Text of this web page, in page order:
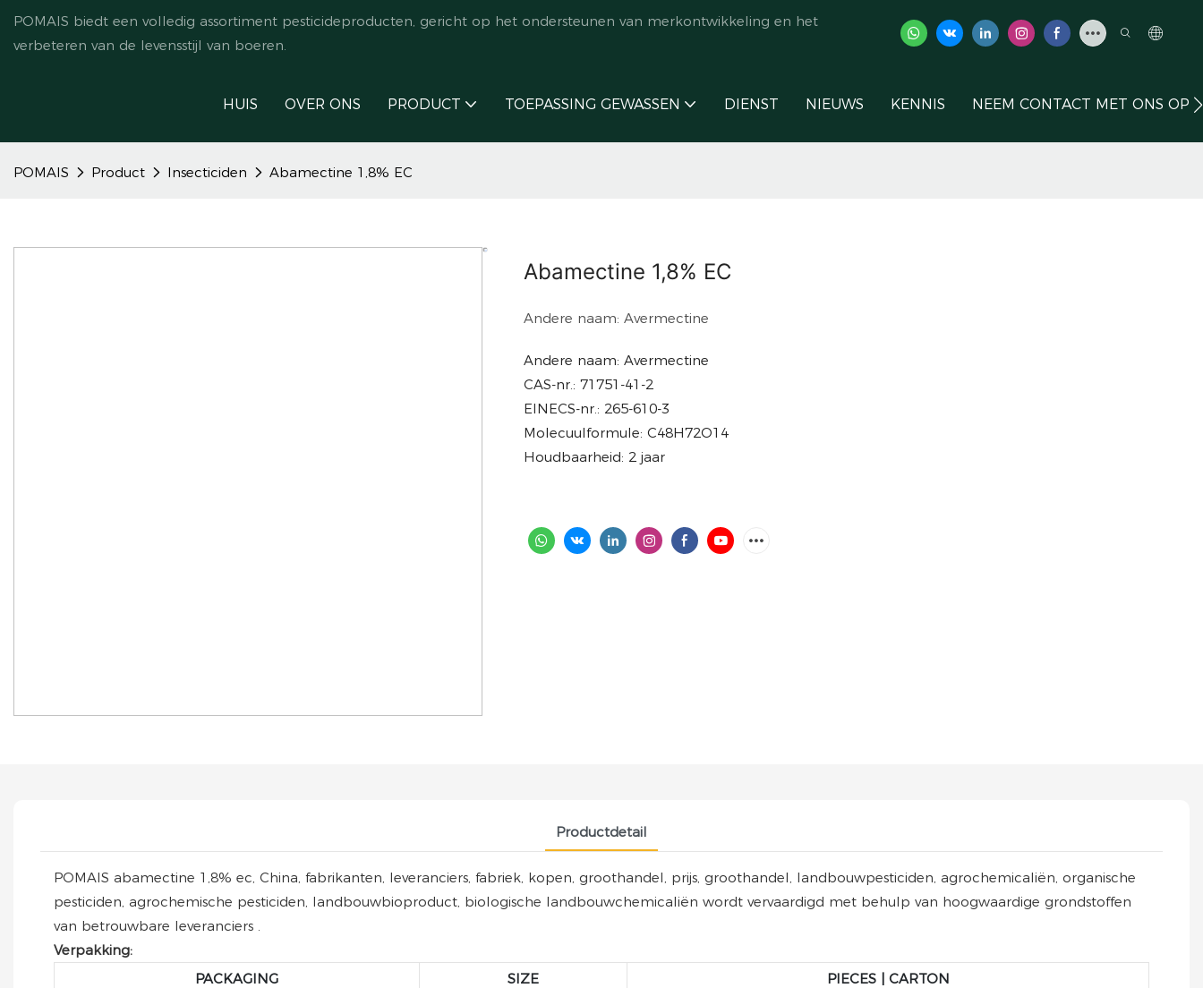
POMAIS biedt een volledig assortiment pesticideproducten, gericht op het ondersteunen van merkontwikkeling en het
verbeteren van de levensstijl van boeren.
HUIS OVER ONS PRODUCT TOEPASSING GEWASSEN DIENST NIEUWS KENNIS NEEM CONTACT MET ONS OP
POMAIS Product Insecticiden Abamectine 1,8% EC
Abamectine 1,8% EC
Andere naam: Avermectine
Andere naam: Avermectine
CAS-nr.: 71751-41-2
EINECS-nr.: 265-610-3
Molecuulformule: C48H72O14
Houdbaarheid: 2 jaar
Productdetail
POMAIS abamectine 1,8% ec, China, fabrikanten, leveranciers, fabriek, kopen, groothandel, prijs, groothandel, landbouwpesticiden, agrochemicaliën, organische
pesticiden, agrochemische pesticiden, landbouwbioproduct, biologische landbouwchemicaliën wordt vervaardigd met behulp van hoogwaardige grondstoffen
van betrouwbare leveranciers .
Verpakking:
PACKAGING
SIZE
PIECES | CARTON